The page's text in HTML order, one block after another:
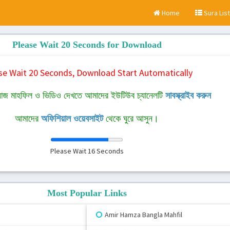
Home Sura List
Please Wait 20 Seconds for Download
Wait 20 Seconds, Download Start Automatically
মাহফিল ও ভিডিও দেখতে আমাদের ইউটিউব চ্যানেলটি সাবস্ক্রাইব করুন
আমাদের অফিশিয়াল ওয়েবসাইটথেকে ঘুরে আসুন।
Please Wait16Seconds
Most Popular Links
Amir Hamza Bangla Mahfil